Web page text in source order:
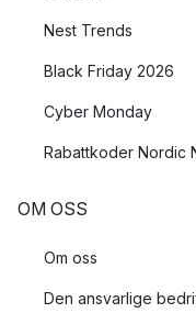
Nest Trends
Black Friday 2026
Cyber Monday
Rabattkoder Nordic
OM OSS
Om oss
Den ansvarlige